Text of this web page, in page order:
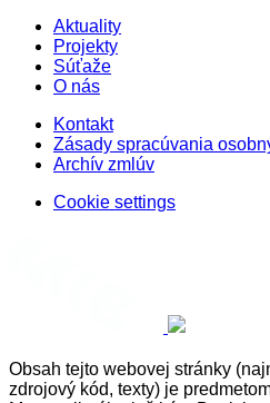
Aktuality
Projekty
Súťaže
O nás
Kontakt
Zásady spracúvania
Archív zmlúv
Cookie settings
Obsah tejto webovej stránky
zdrojový kód, texty) je